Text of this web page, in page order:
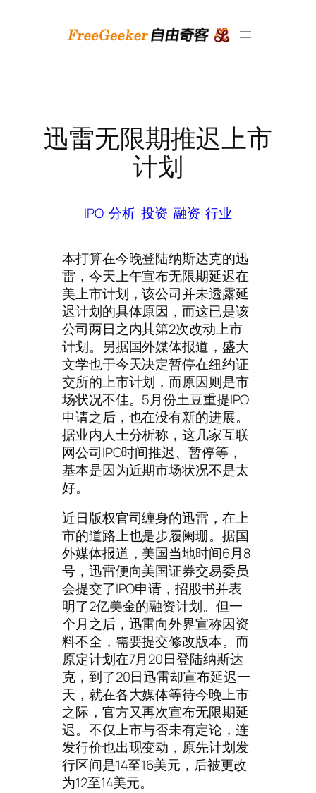
迅雷无限期推迟上市
计划
IPO 分析 投资 融资 行业
本打算在今晚登陆纳斯达克的迅
雷，今天上午宣布无限期延迟在
美上市计划，该公司并未透露延
迟计划的具体原因，而这已是该
公司两日之内其第2次改动上市
计划。另据国外媒体报道，盛大
文学也于今天决定暂停在纽约证
交所的上市计划，而原因则是市
场状况不佳。5月份土豆重提IPO
申请之后，也在没有新的进展。
据业内人士分析称，这几家互联
网公司IPO时间推迟、暂停等，
基本是因为近期市场状况不是太
好。
近日版权官司缠身的迅雷，在上
市的道路上也是步履阑珊。据国
外媒体报道，美国当地时间6月8
号，迅雷便向美国证券交易委员
会提交了IPO申请，招股书并表
明了2亿美金的融资计划。但一
个月之后，迅雷向外界宣称因资
料不全，需要提交修改版本。而
原定计划在7月20日登陆纳斯达
克，到了20日迅雷却宣布延迟一
天，就在各大媒体等待今晚上市
之际，官方又再次宣布无限期延
迟。不仅上市与否未有定论，连
发行价也出现变动，原先计划发
行区间是14至16美元，后被更改
为12至14美元。